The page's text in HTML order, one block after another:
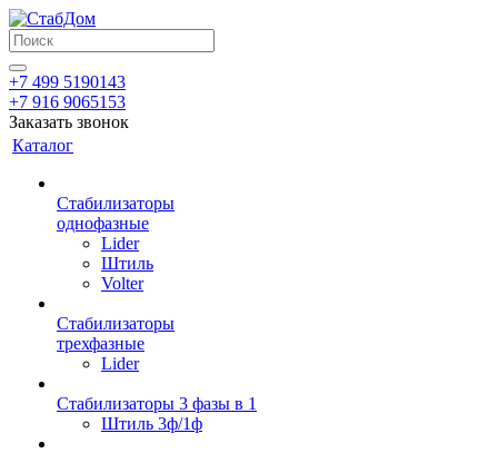
+7 499 5190143
+7 916 9065153
Заказать звонок
Каталог
Стабилизаторы
однофазные
Lider
Штиль
Volter
Стабилизаторы
трехфазные
Lider
Стабилизаторы 3 фазы в 1
Штиль 3ф/1ф